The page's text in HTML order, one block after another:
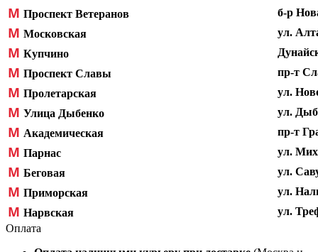
М Проспект Ветеранов б-р
М Московская ул.
М Купчино
М Проспект Славы пр-т
М Пролетарская ул.
М Улица Дыбенко ул.
М Академическая пр-т
М Парнас ул.
М Беговая ул.
М Приморская ул.
М Нарвская
ул.
Оплата